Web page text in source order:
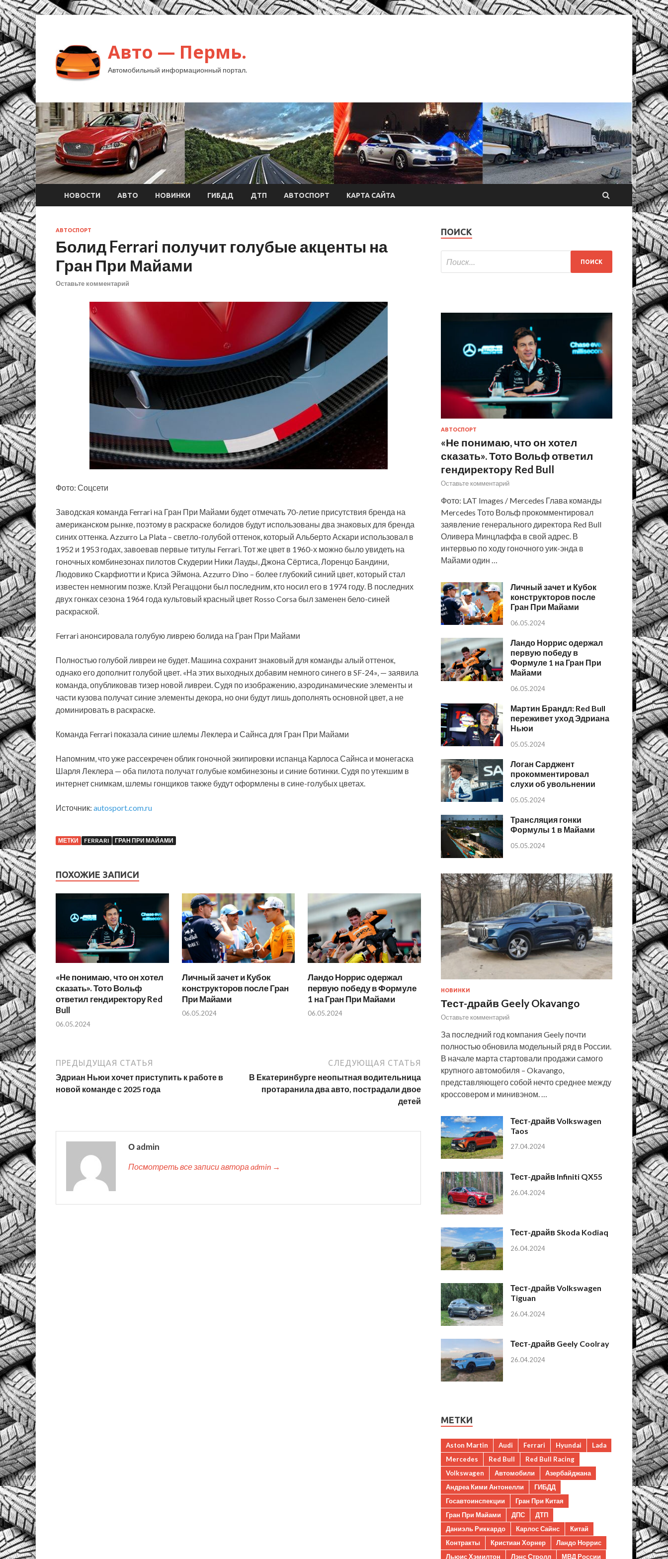
Авто — Пермь.
Автомобильный информационный портал.
НОВОСТИ АВТО НОВИНКИ ГИБДД ДТП АВТОСПОРТ КАРТА САЙТА
АВТОСПОРТ
Болид Ferrari получит голубые акценты на
Гран При Майами
Оставьте комментарий
Фото: Соцсети
Заводская команда Ferrari на Гран При Майами будет отмечать 70-летие присутствия бренда на
американском рынке, поэтому в раскраске болидов будут использованы два знаковых для бренда
синих оттенка. Azzurro La Plata – светло-голубой оттенок, который Альберто Аскари использовал в
1952 и 1953 годах, завоевав первые титулы Ferrari. Тот же цвет в 1960-х можно было увидеть на
гоночных комбинезонах пилотов Скудерии Ники Лауды, Джона Сёртиса, Лоренцо Бандини,
Людовико Скарфиотти и Криса Эймона. Azzurro Dino – более глубокий синий цвет, который стал
известен немногим позже. Клэй Регаццони был последним, кто носил его в 1974 году. В последних
двух гонках сезона 1964 года культовый красный цвет Rosso Corsa был заменен бело-синей
раскраской.
Ferrari анонсировала голубую ливрею болида на Гран При Майами
Полностью голубой ливреи не будет. Машина сохранит знаковый для команды алый оттенок,
однако его дополнит голубой цвет. «На этих выходных добавим немного синего в SF-24», — заявила
команда, опубликовав тизер новой ливреи. Судя по изображению, аэродинамические элементы и
части кузова получат синие элементы декора, но они будут лишь дополнять основной цвет, а не
доминировать в раскраске.
Команда Ferrari показала синие шлемы Леклера и Сайнса для Гран При Майами
Напомним, что уже рассекречен облик гоночной экипировки испанца Карлоса Сайнса и монегаска
Шарля Леклера — оба пилота получат голубые комбинезоны и синие ботинки. Судя по утекшим в
интернет снимкам, шлемы гонщиков также будут оформлены в сине-голубых цветах.
Источник: autosport.com.ru
МЕТКИ FERRARI ГРАН ПРИ МАЙАМИ
ПОХОЖИЕ ЗАПИСИ
«Не понимаю, что он хотел
сказать». Тото Вольф
ответил гендиректору Red
Bull
06.05.2024
Личный зачет и Кубок
конструкторов после Гран
При Майами
06.05.2024
Ландо Норрис одержал
первую победу в Формуле
1 на Гран При Майами
06.05.2024
ПРЕДЫДУЩАЯ СТАТЬЯ
Эдриан Ньюи хочет приступить к работе в
новой команде с 2025 года
СЛЕДУЮЩАЯ СТАТЬЯ
В Екатеринбурге неопытная водительница
протаранила два авто, пострадали двое
детей
О admin
Посмотреть все записи автора admin →
ПОИСК
АВТОСПОРТ
«Не понимаю, что он хотел
сказать». Тото Вольф ответил
гендиректору Red Bull
Оставьте комментарий
Фото: LAT Images / Mercedes Глава команды
Mercedes Тото Вольф прокомментировал
заявление генерального директора Red Bull
Оливера Минцлаффа в свой адрес. В
интервью по ходу гоночного уик-энда в
Майами один …
Личный зачет и Кубок
конструкторов после
Гран При Майами
06.05.2024
Ландо Норрис одержал
первую победу в
Формуле 1 на Гран При
Майами
06.05.2024
Мартин Брандл: Red Bull
переживет уход Эдриана
Ньюи
05.05.2024
Логан Сарджент
прокомментировал
слухи об увольнении
05.05.2024
Трансляция гонки
Формулы 1 в Майами
05.05.2024
НОВИНКИ
Тест-драйв Geely Okavango
Оставьте комментарий
За последний год компания Geely почти
полностью обновила модельный ряд в России.
В начале марта стартовали продажи самого
крупного автомобиля – Okavango,
представляющего собой нечто среднее между
кроссовером и минивэном. …
Тест-драйв Volkswagen
Taos
27.04.2024
Тест-драйв Infiniti QX55
26.04.2024
Тест-драйв Skoda Kodiaq
26.04.2024
Тест-драйв Volkswagen
Tiguan
26.04.2024
Тест-драйв Geely Coolray
26.04.2024
МЕТКИ
Aston Martin Audi Ferrari Hyundai
Lada
Mercedes
Red Bull
Red Bull Racing
Volkswagen
Автомобили
Азербайджана
Андреа Кими Антонелли
ГИБДД
Госавтоинспекции
Гран При Китая
Гран При Майами
ДПС
ДТП
Даниэль Риккардо
Карлос Сайнс
Китай
Контракты
Кристиан Хорнер
Ландо Норрис
Льюис Хэмилтон
Лэнс Стролл
МВД России